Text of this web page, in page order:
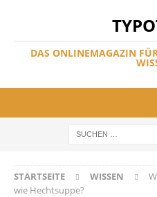
DAS ONLINEMAGAZIN
STARTSEITE WISSEN
wie Hechtsuppe?